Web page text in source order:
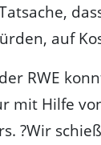
auf
RWE
mit Hilfe
?Wir